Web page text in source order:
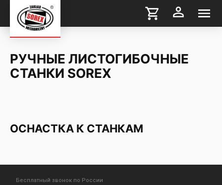
РУЧНЫЕ ЛИСТОГИБОЧНЫЕ
СТАНКИ SOREX
ОСНАСТКА К СТАНКАМ
Бесплатный звонок по России